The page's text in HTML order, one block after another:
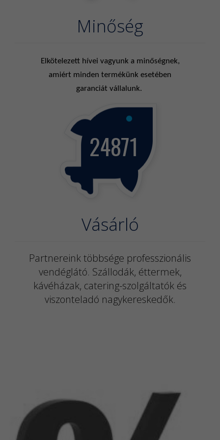
Minőség
Elkötelezett hívei vagyunk a minőségnek,
amiért minden termékünk esetében
garanciát vállalunk.
24871
Vásárló
Partnereink többsége professzionális
vendéglátó. Szállodák, éttermek,
kávéházak, catering-szolgáltatók és
viszonteladó nagykereskedők.